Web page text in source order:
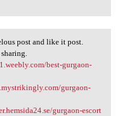
post
post and like it post.
best-gurgaon-
gurgaon-
gurgaon-escort